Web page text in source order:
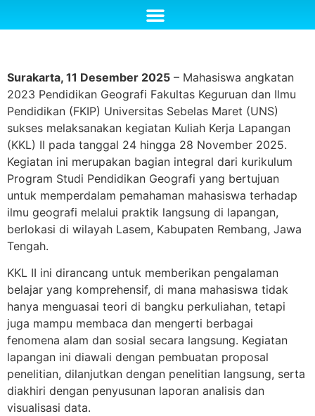
Surakarta, 11 Desember 2025 – Mahasiswa angkatan
2023 Pendidikan Geografi Fakultas Keguruan dan Ilmu
Pendidikan (FKIP) Universitas Sebelas Maret (UNS)
sukses melaksanakan kegiatan Kuliah Kerja Lapangan
(KKL) II pada tanggal 24 hingga 28 November 2025.
Kegiatan ini merupakan bagian integral dari kurikulum
Program Studi Pendidikan Geografi yang bertujuan
untuk memperdalam pemahaman mahasiswa terhadap
ilmu geografi melalui praktik langsung di lapangan,
berlokasi di wilayah Lasem, Kabupaten Rembang, Jawa
Tengah.
KKL II ini dirancang untuk memberikan pengalaman
belajar yang komprehensif, di mana mahasiswa tidak
hanya menguasai teori di bangku perkuliahan, tetapi
juga mampu membaca dan mengerti berbagai
fenomena alam dan sosial secara langsung. Kegiatan
lapangan ini diawali dengan pembuatan proposal
penelitian, dilanjutkan dengan penelitian langsung, serta
diakhiri dengan penyusunan laporan analisis dan
visualisasi data.